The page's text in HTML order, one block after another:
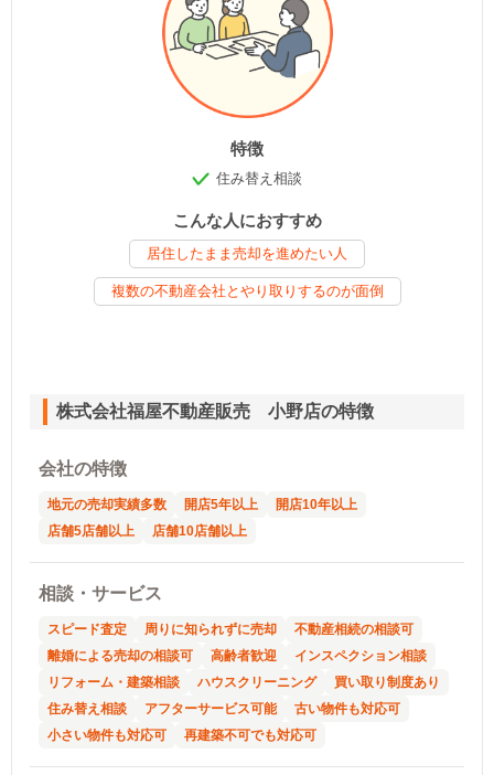
特徴
住み替え相談
こんな人におすすめ
居住したまま売却を進めたい人
複数の不動産会社とやり取りするのが面倒
株式会社福屋不動産販売 小野店の特徴
会社の特徴
地元の売却実績多数 開店5年以上
開店10年以上
店舗5店舗以上
店舗10店舗以上
相談・サービス
スピード査定 周りに知られずに売却
不動産相続の相談可
離婚による売却の相談可
高齢者歓迎
インスペクション相談
リフォーム・建築相談
ハウスクリーニング
買い取り制度あり
住み替え相談
アフターサービス可能
古い物件も対応可
小さい物件も対応可
再建築不可でも対応可